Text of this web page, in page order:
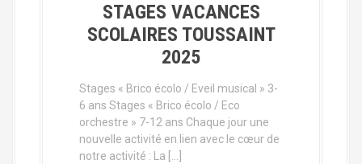
STAGES VACANCES
SCOLAIRES TOUSSAINT
2025
Stages « Brico écolo / Eveil musical » 3-
6 ans Stages « Brico écolo / Eco
orchestre » 7-12 ans Chaque jour une
nouvelle activité en lien avec le cœur de
notre activité : La […]